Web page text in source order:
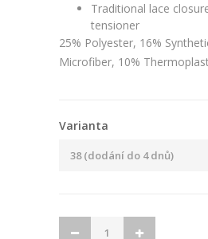
Traditional lace
tensioner
25% Polyester, 16%
Microfiber, 10%
Varianta